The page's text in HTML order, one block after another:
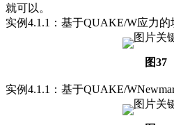
就可以。
实例4.1.1：基于QUAKE/W应力
图37
实例4.1.1：基于QUAKE/